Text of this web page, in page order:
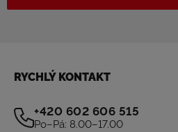
RYCHLÝ KONTAKT
+420 602 606 515
Po–Pá: 8.00–17.00